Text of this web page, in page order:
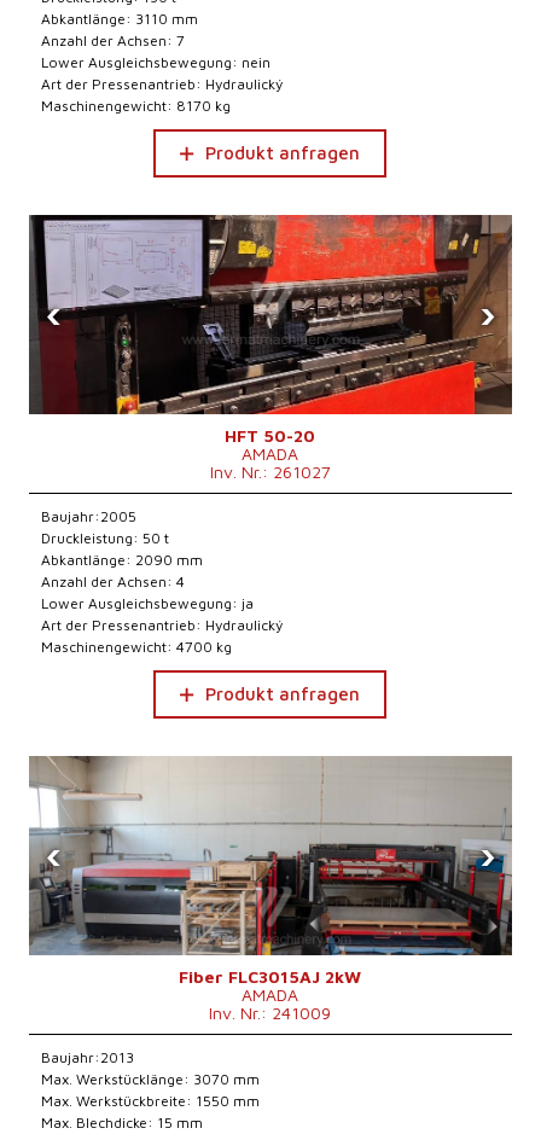
Abkantlänge: 3110 mm
Anzahl der Achsen: 7
Lower Ausgleichsbewegung: nein
Art der Pressenantrieb: Hydraulický
Maschinengewicht: 8170 kg
Produkt anfragen
‹ ›
HFT 50-20
AMADA
Inv. Nr.: 261027
Baujahr:2005
Druckleistung: 50 t
Abkantlänge: 2090 mm
Anzahl der Achsen: 4
Lower Ausgleichsbewegung: ja
Art der Pressenantrieb: Hydraulický
Maschinengewicht: 4700 kg
Produkt anfragen
‹ ›
Fiber FLC3015AJ 2kW
AMADA
Inv. Nr.: 241009
Baujahr:2013
Max. Werkstücklänge: 3070 mm
Max. Werkstückbreite: 1550 mm
Max. Blechdicke: 15 mm